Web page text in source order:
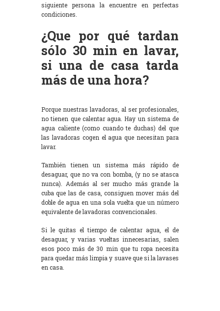
siguiente persona la encuentre en perfectas
condiciones.
¿Que por qué tardan
sólo 30 min en lavar,
si una de casa tarda
más de una hora?
Porque nuestras lavadoras, al ser profesionales,
no tienen que calentar agua. Hay un sistema de
agua caliente (como cuando te duchas) del que
las lavadoras cogen el agua que necesitan para
lavar.
También tienen un sistema más rápido de
desaguar, que no va con bomba, (y no se atasca
nunca). Además al ser mucho más grande la
cuba que las de casa, consiguen mover más del
doble de agua en una sola vuelta que un número
equivalente de lavadoras convencionales.
Si le quitas el tiempo de calentar agua, el de
desaguar, y varias vueltas innecesarias, salen
esos poco más de 30 min que tu ropa necesita
para quedar más limpia y suave que si la lavases
en casa.